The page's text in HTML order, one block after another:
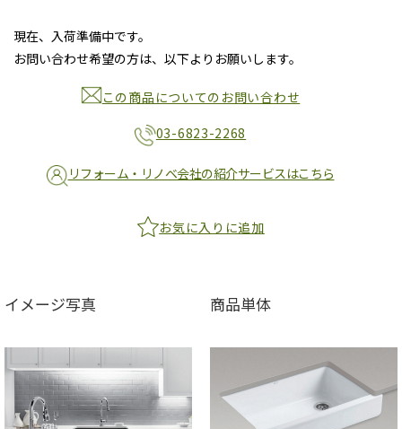
現在、入荷準備中です。
お問い合わせ希望の方は、以下よりお願いします。
この商品についてのお問い合わせ
03-6823-2268
リフォーム・リノベ会社の紹介サービスはこちら
お気に入りに追加
イメージ写真 商品単体